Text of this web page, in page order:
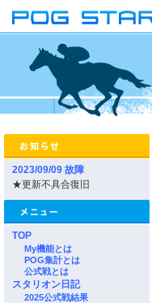
2023/09/09 故障
★更新不具合復旧
TOP
My機能とは
POG集計とは
公式戦とは
スタリオン日記
2025公式戦結果